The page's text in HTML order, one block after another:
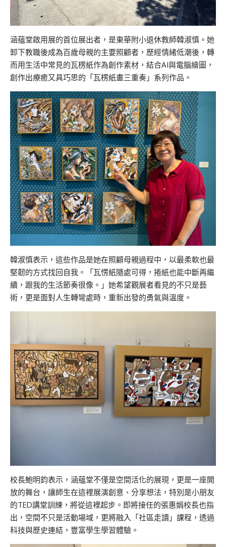
涵蘊堂啟用展的首位展出者，是東華附小退休教師韓淑慎。她
卸下教職後成為百歲母親的主要照顧者，歷經情緒低潮後，轉
而用生活中常見的瓦楞紙作為創作素材，結合AI與電腦繪圖，
創作出療癒又具巧思的「瓦楞紙畫三重奏」系列作品。
韓淑慎表示，這些作品是她在照顧母親過程中，以最柔軟也最
堅韌的方式找回自我。「瓦愣紙隨處可得，捲紙也能中斷再繼
續，跟我的生活節奏很像。」她希望觀展者看見的不只是藝
術，更是面對人生轉彎處時，重新出發的勇氣與溫度。
校長鮑明鈞表示，涵蘊堂不僅是空間活化的展現，更是一座開
放的舞台，讓師生在這裡展演創意、分享想法，特別是小朋友
的TED講堂訓練，將從這裡起步。即將接任的張惠娟校長也指
出，空間不只是活動場域，更將融入「社區走讀」課程，透過
科技與歷史連結，豐富學生學習體驗。